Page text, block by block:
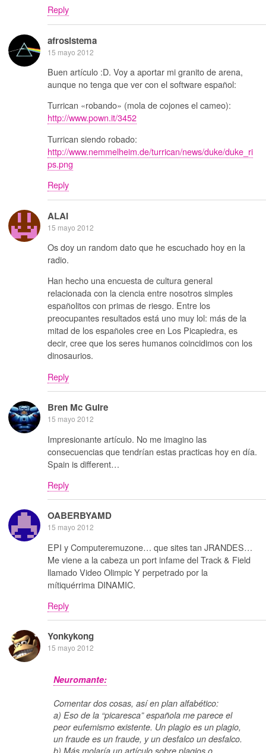
Reply
afrosistema
15 mayo 2012
Buen artículo :D. Voy a aportar mi granito de arena,
aunque no tenga que ver con el software español:
Turrican «robando» (mola de cojones el cameo):
http://www.pown.it/3452
Turrican siendo robado:
http://www.nemmelheim.de/turrican/news/duke/duke_ri
ps.png
Reply
ALAI
15 mayo 2012
Os doy un random dato que he escuchado hoy en la
radio.
Han hecho una encuesta de cultura general
relacionada con la ciencia entre nosotros simples
españolitos con primas de riesgo. Entre los
preocupantes resultados está uno muy lol: más de la
mitad de los españoles cree en Los Picapiedra, es
decir, cree que los seres humanos coincidimos con los
dinosaurios.
Reply
Bren Mc Guire
15 mayo 2012
Impresionante artículo. No me imagino las
consecuencias que tendrían estas practicas hoy en día.
Spain is different…
Reply
OABERBYAMD
15 mayo 2012
EPI y Computeremuzone… que sites tan JRANDES…
Me viene a la cabeza un port infame del Track & Field
llamado Video Olimpic Y perpetrado por la
mítiquérrima DINAMIC.
Reply
Yonkykong
15 mayo 2012
Neuromante:
Comentar dos cosas, así en plan alfabético:
a) Eso de la “picaresca” española me parece el
peor eufemismo existente. Un plagio es un plagio,
un fraude es un fraude, y un desfalco un desfalco.
b) Más molaría un artículo sobre plagios o